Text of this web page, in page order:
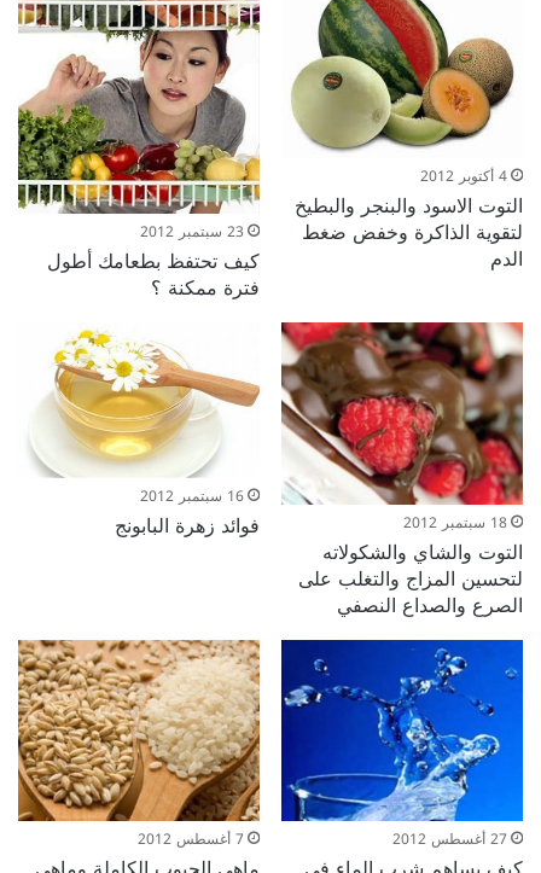
4 أكتوبر 2012
التوت الاسود والبنجر والبطيخ
لتقوية الذاكرة وخفض ضغط
الدم
23 سبتمبر 2012
كيف تحتفظ بطعامك أطول
فترة ممكنة ؟
18 سبتمبر 2012
التوت والشاي والشكولاته
لتحسين المزاج والتغلب على
الصرع والصداع النصفي
16 سبتمبر 2012
فوائد زهرة البابونج
27 أغسطس 2012 7 أغسطس 2012